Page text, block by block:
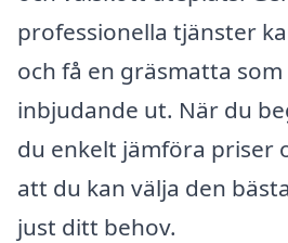
professionella tjänster
och få en gräsmatta
inbjudande ut. När du
du enkelt jämföra priser
att du kan välja den
just ditt behov.